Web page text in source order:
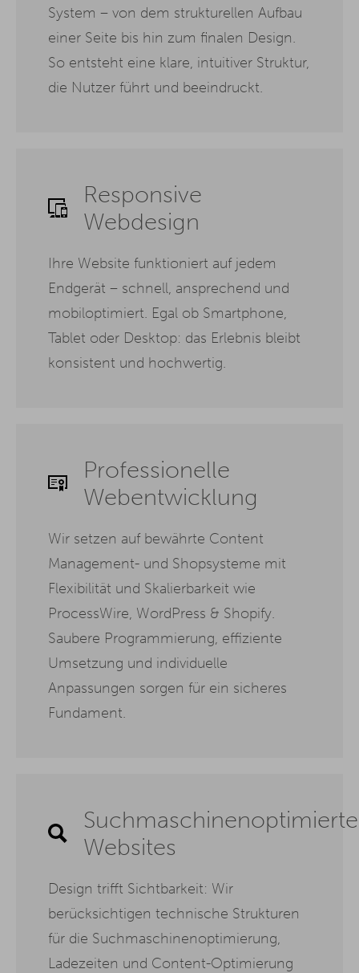
System – von dem strukturellen Aufbau
einer Seite bis hin zum finalen Design.
So entsteht eine klare, intuitiver Struktur,
die Nutzer führt und beeindruckt.
Responsive
Webdesign
Ihre Website funktioniert auf jedem
Endgerät – schnell, ansprechend und
mobiloptimiert. Egal ob Smartphone,
Tablet oder Desktop: das Erlebnis bleibt
konsistent und hochwertig.
Professionelle
Webentwicklung
Wir setzen auf bewährte Content
Management- und Shopsysteme mit
Flexibilität und Skalierbarkeit wie
ProcessWire, WordPress & Shopify.
Saubere Programmierung, effiziente
Umsetzung und individuelle
Anpassungen sorgen für ein sicheres
Fundament.
Suchmaschinenoptimierte
Websites
Design trifft Sichtbarkeit: Wir
berücksichtigen technische Strukturen
für die Suchmaschinenoptimierung,
Ladezeiten und Content-Optimierung